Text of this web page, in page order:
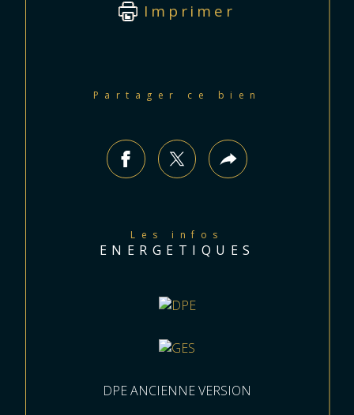
Imprimer
Partager ce bien
Les infos
ENERGETIQUES
DPE ANCIENNE VERSION